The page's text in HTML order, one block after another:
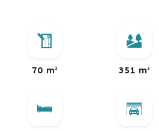
70 m² 351 m²